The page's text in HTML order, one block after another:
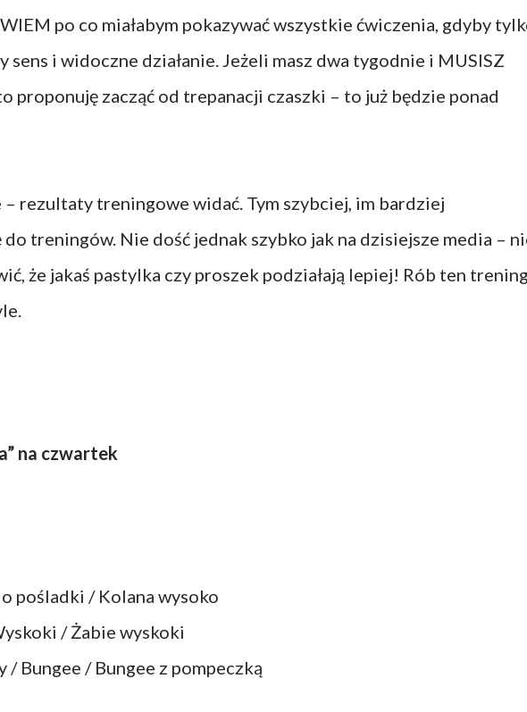
po co miałabym pokazywać wszystkie ćwiczenia, gdyby
sens i widoczne działanie. Jeżeli masz dwa tygodnie i MUSISZ
proponuję zacząć od trepanacji czaszki – to już będzie ponad
– rezultaty treningowe widać. Tym szybciej, im bardziej
do treningów. Nie dość jednak szybko jak na dzisiejsze media –
że jakaś pastylka czy proszek podziałają lepiej! Rób ten
na czwartek
pośladki / Kolana wysoko
/ Żabie wyskoki
/ Bungee / Bungee z pompeczką